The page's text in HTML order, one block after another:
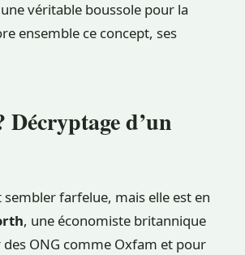
véritable boussole pour la
ensemble ce concept, ses
Décryptage d’un
sembler farfelue, mais elle est en
, une économiste britannique
ONG comme Oxfam et pour